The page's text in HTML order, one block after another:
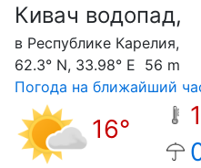
Кивач водопад,
в Республике Карелия,
62.3° N, 33.98° E 56 m
Погода на ближайший
16°